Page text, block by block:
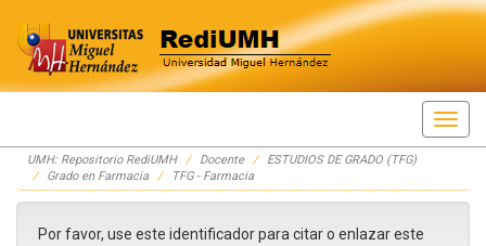
Skip
navigation
UMH: Repositorio RediUMH Docente
ESTUDIOS DE GRADO (TFG)
Grado en Farmacia
TFG - Farmacia
Por favor, use este identificador para citar o enlazar este